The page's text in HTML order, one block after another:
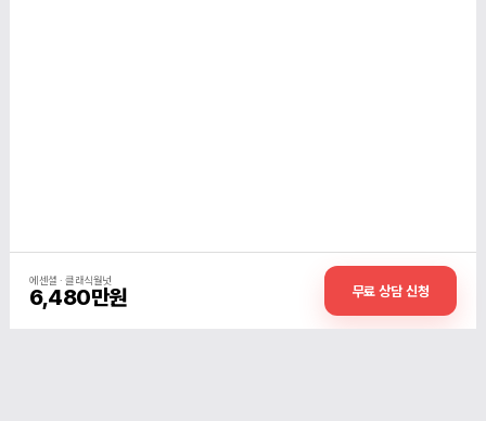
에센셜 · 클래식월넛
6,480만원 무료 상담 신청